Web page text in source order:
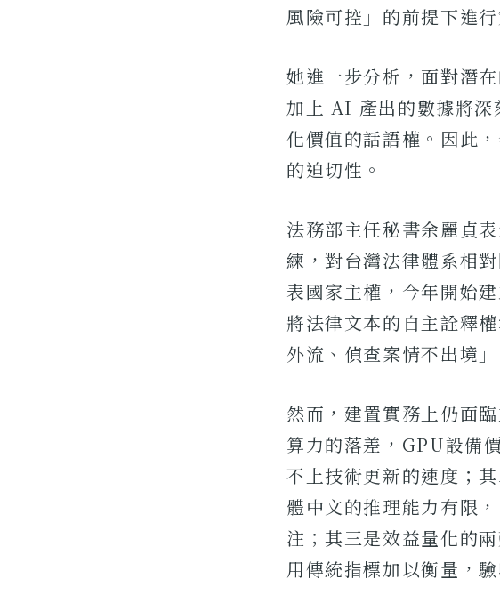
風險可控」的前提下進
她進一步分析，面對潛
加上 AI 產出的數據將深
化價值的話語權。因此
的迫切性。
法務部主任秘書余麗貞
練，對台灣法律體系相
表國家主權，今年開始
將法律文本的自主詮釋
外流、偵查案情不出境
然而，建置實務上仍面
算力的落差，GPU設備
不上技術更新的速度；
體中文的推理能力有限
注；其三是效益量化的
用傳統指標加以衡量，